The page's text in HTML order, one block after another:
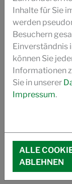
Leather Naturally
MESSEN
01.09.26 - 03.09.26
Shanghai, China
Inhalte für Sie
werden
Besuchern
Einverständnis
können Sie
Informationen
Sie in unserer
Impressum.
ALLE
ABLEHNEN